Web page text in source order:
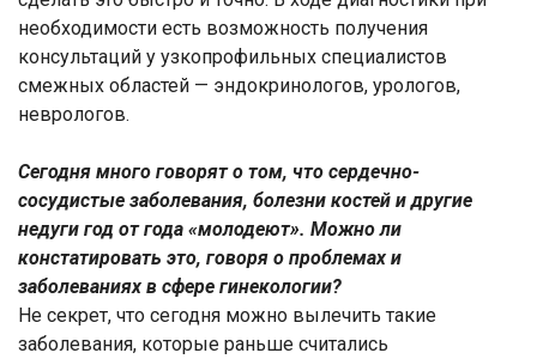
необходимости есть возможность получения
консультаций у узкопрофильных специалистов
смежных областей — эндокринологов, урологов,
неврологов.
Сегодня много говорят о том, что сердечно-
сосудистые заболевания, болезни костей и другие
недуги год от года «молодеют». Можно ли
констатировать это, говоря о проблемах и
заболеваниях в сфере гинекологии?
Не секрет, что сегодня можно вылечить такие
заболевания, которые раньше считались